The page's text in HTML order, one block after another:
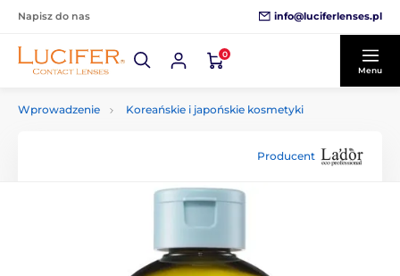
Napisz do nas info@luciferlenses.pl
0
Menu
Wprowadzenie Koreańskie i japońskie kosmetyki
Producent